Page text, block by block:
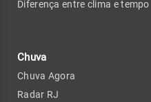
Diferença entre clima e tempo
Chuva
Chuva Agora
Radar RJ